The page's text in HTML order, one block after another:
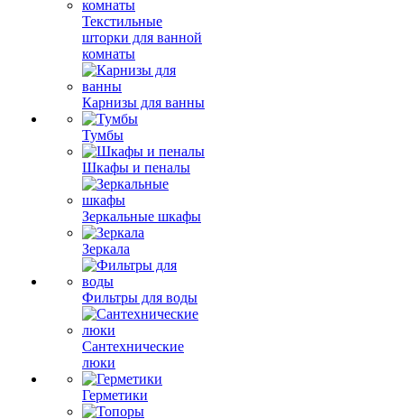
Текстильные
шторки для ванной
комнаты
Карнизы для ванны
Тумбы
Шкафы и пеналы
Зеркальные шкафы
Зеркала
Фильтры для воды
Сантехнические
люки
Герметики